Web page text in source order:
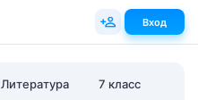
Литература 7 класс
Вход